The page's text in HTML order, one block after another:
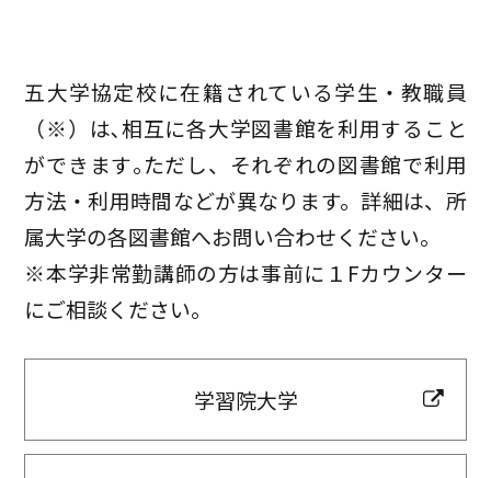
五大学協定校に在籍されている学生・教職員
（※）は､相互に各大学図書館を利用すること
ができます｡ただし、それぞれの図書館で利用
方法・利用時間などが異なります。詳細は、所
属大学の各図書館へお問い合わせください。
※本学非常勤講師の方は事前に１Fカウンター
にご相談ください。
学習院大学